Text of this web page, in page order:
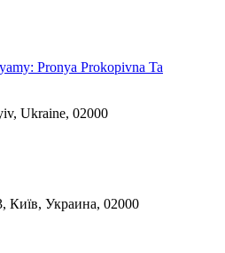
Pronya Prokopivna Ta
Ukraine, 02000
Київ, Украина, 02000